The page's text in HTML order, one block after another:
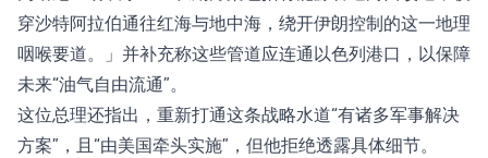
穿沙特阿拉伯通往红海与地中海，绕开伊朗控制的这一地理
咽喉要道。」并补充称这些管道应连通以色列港口，以保障
未来“油气自由流通”。
这位总理还指出，重新打通这条战略水道“有诸多军事解决
方案”，且“由美国牵头实施”，但他拒绝透露具体细节。